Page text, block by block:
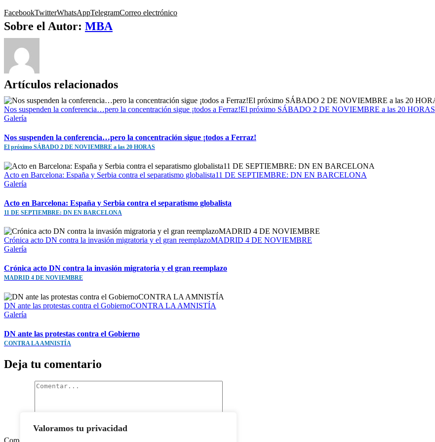
Valoramos tu privacidad
FacebookTwitterWhatsAppTelegramCorreo electrónico
Sobre el Autor: MBA
Artículos relacionados
Nos suspenden la conferencia…pero la concentración sigue ¡todos a Ferraz!El próximo SÁBADO 2 DE NOVIEMBRE a las 20 HORAS
Galería
Nos suspenden la conferencia…pero la concentración sigue ¡todos a Ferraz!
El próximo SÁBADO 2 DE NOVIEMBRE a las 20 HORAS
Acto en Barcelona: España y Serbia contra el separatismo globalista11 DE SEPTIEMBRE: DN EN BARCELONA
Galería
Acto en Barcelona: España y Serbia contra el separatismo globalista
11 DE SEPTIEMBRE: DN EN BARCELONA
Crónica acto DN contra la invasión migratoria y el gran reemplazoMADRID 4 DE NOVIEMBRE
Galería
Crónica acto DN contra la invasión migratoria y el gran reemplazo
MADRID 4 DE NOVIEMBRE
DN ante las protestas contra el GobiernoCONTRA LA AMNISTÍA
Galería
DN ante las protestas contra el Gobierno
CONTRA LA AMNISTÍA
Deja tu comentario
Comentar